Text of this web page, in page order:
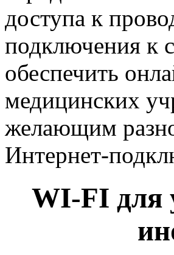
доступа к
подключения к
обеспечить
медицинских
желающим
Интернет-
WI-FI для